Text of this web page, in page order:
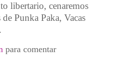
libertario, cenaremos
Punka Paka, Vacas
Aniversario CSA 3Peces,
para comentar